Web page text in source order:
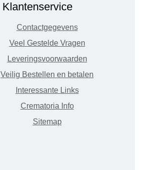
Klantenservice
Contactgegevens
Veel Gestelde Vragen
Leveringsvoorwaarden
Veilig Bestellen en betalen
Interessante Links
Crematoria Info
Sitemap